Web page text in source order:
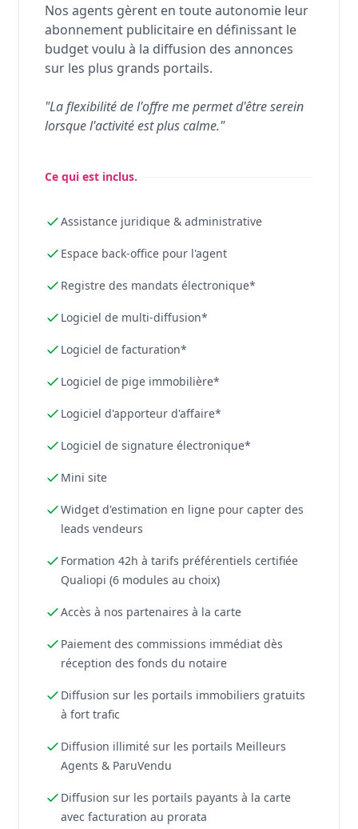
Nos agents gèrent en toute autonomie leur
abonnement publicitaire en définissant le
budget voulu à la diffusion des annonces
sur les plus grands portails.
"La flexibilité de l'offre me permet d'être serein
lorsque l'activité est plus calme."
Ce qui est inclus.
Assistance juridique & administrative
Espace back-office pour l'agent
Registre des mandats électronique*
Logiciel de multi-diffusion*
Logiciel de facturation*
Logiciel de pige immobilière*
Logiciel d'apporteur d'affaire*
Logiciel de signature électronique*
Mini site
Widget d'estimation en ligne pour capter des
leads vendeurs
Formation 42h à tarifs préférentiels certifiée
Qualiopi (6 modules au choix)
Accès à nos partenaires à la carte
Paiement des commissions immédiat dès
réception des fonds du notaire
Diffusion sur les portails immobiliers gratuits
à fort trafic
Diffusion illimité sur les portails Meilleurs
Agents & ParuVendu
Diffusion sur les portails payants à la carte
avec facturation au prorata